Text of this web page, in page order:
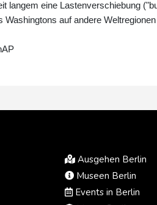
langem eine Lastenverschiebung
Washingtons auf andere
Ausgehen Berlin
Museen Berlin
Events in Berlin